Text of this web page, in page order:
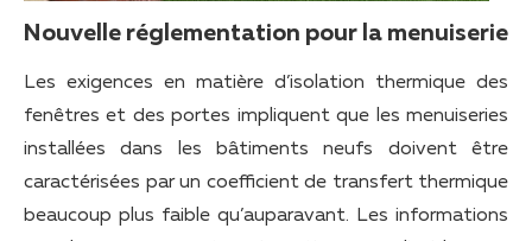
Nouvelle réglementation pour la menuiserie
Les exigences en matière d’isolation thermique des
fenêtres et des portes impliquent que les menuiseries
installées dans les bâtiments neufs doivent être
caractérisées par un coefficient de transfert thermique
beaucoup plus faible qu’auparavant. Les informations